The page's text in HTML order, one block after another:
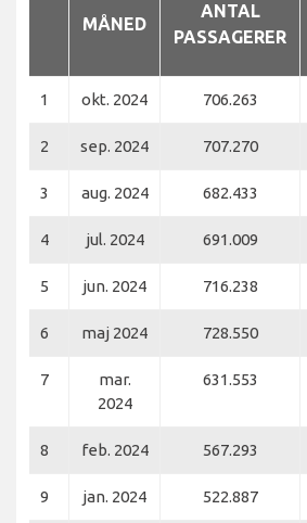
MÅNED
ANTAL
PASSAGERER
1 okt. 2024 706.263
2 sep. 2024 707.270
3 aug. 2024 682.433
4 jul. 2024 691.009
5 jun. 2024 716.238
6 maj 2024 728.550
7
mar.
2024
631.553
8 feb. 2024 567.293
9 jan. 2024 522.887